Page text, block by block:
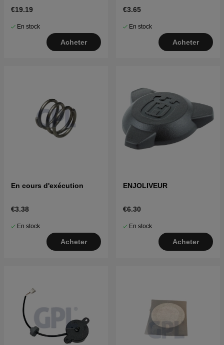
€19.19
En stock
Acheter
€3.65
En stock
Acheter
En cours d'exécution
€3.38
En stock
Acheter
ENJOLIVEUR
€6.30
En stock
Acheter